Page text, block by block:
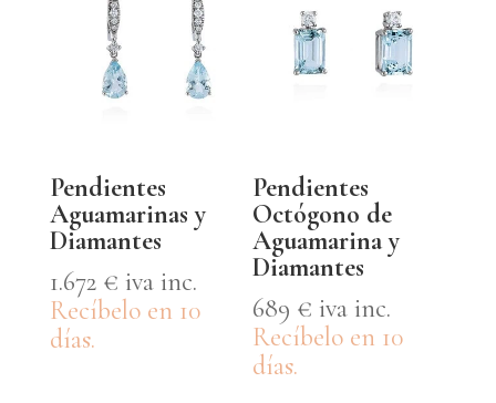
Pendientes
Aguamarinas y
Diamantes
1.672 € iva inc.
Recíbelo en 10
días.
Pendientes
Octógono de
Aguamarina y
Diamantes
689 € iva inc.
Recíbelo en 10
días.